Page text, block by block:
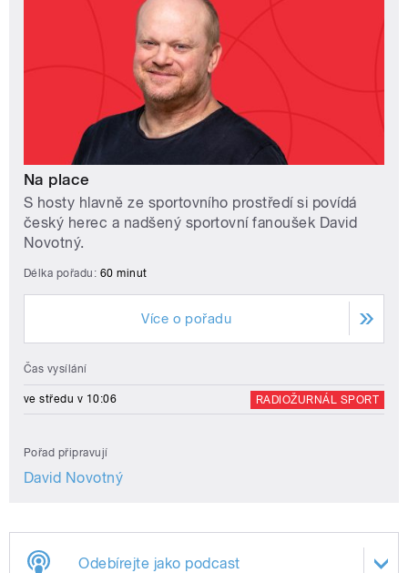
Na place
S hosty hlavně ze sportovního prostředí si povídá
český herec a nadšený sportovní fanoušek David
Novotný.
Délka pořadu: 60 minut
Více o pořadu
Čas vysílání
ve středu v 10:06 RADIOŽURNÁL SPORT
Pořad připravují
David Novotný
Odebírejte jako podcast